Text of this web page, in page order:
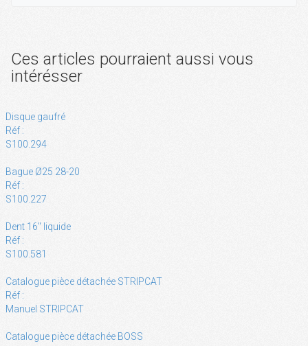
Ces articles pourraient aussi vous
intérésser
Disque gaufré
Réf :
S100.294
Bague Ø25 28-20
Réf :
S100.227
Dent 16" liquide
Réf :
S100.581
Catalogue pièce détachée STRIPCAT
Réf :
Manuel STRIPCAT
Catalogue pièce détachée BOSS